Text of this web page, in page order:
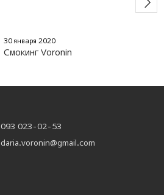
30 января 2020
Смокинг Voronin
093 023-02-53
daria.voronin@gmail.com